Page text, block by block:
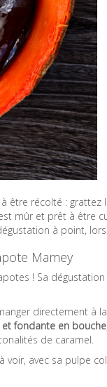
être récolté : grattez
mûr et prêt à être
à point,
Mamey
! Sa
directement à
fondante en bouche
de caramel.
avec sa pulpe